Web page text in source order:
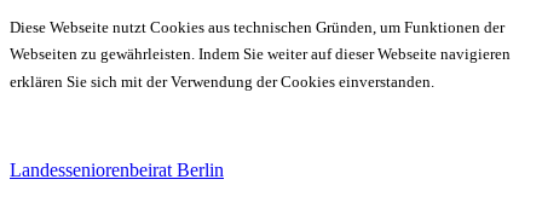
Diese Webseite nutzt Cookies aus technischen Gründen, um Funktionen der
Webseiten zu gewährleisten. Indem Sie weiter auf dieser Webseite navigieren
erklären Sie sich mit der Verwendung der Cookies einverstanden.
Landesseniorenbeirat Berlin